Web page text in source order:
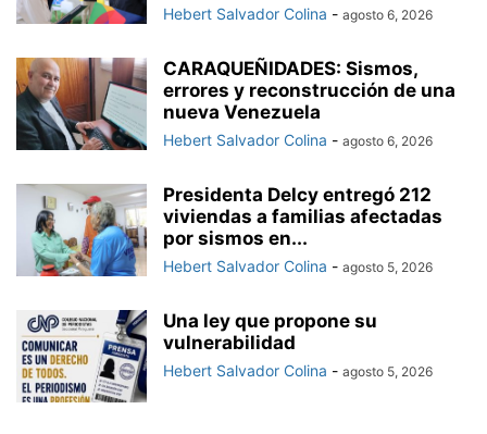
Hebert Salvador Colina - agosto 6, 2026
CARAQUEÑIDADES: Sismos,
errores y reconstrucción de una
nueva Venezuela
Hebert Salvador Colina - agosto 6, 2026
Presidenta Delcy entregó 212
viviendas a familias afectadas
por sismos en...
Hebert Salvador Colina - agosto 5, 2026
Una ley que propone su
vulnerabilidad
Hebert Salvador Colina - agosto 5, 2026